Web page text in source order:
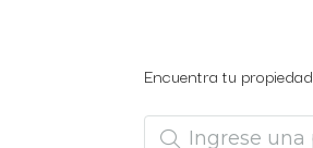
Encuentra tu propiedad